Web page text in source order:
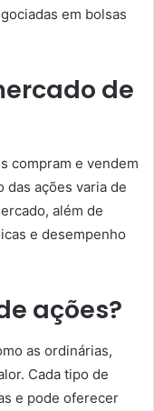
em bolsas
de
compram e vendem
das ações varia de
além de
e desempenho
ações?
as ordinárias,
Cada tipo de
e pode oferecer